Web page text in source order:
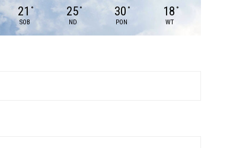
21 °
SOB
25 °
ND
30 °
PON
18 °
WT